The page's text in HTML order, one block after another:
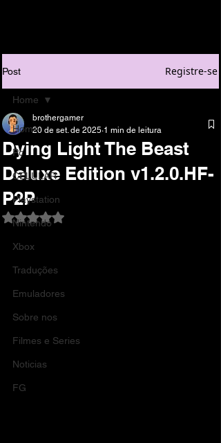
Post Registre-se
Home
Pc
CELULAR
Playstation
Nintendo
Xbox
Traduções
Emuladores
Sobre nos
Filmes e Series
Noticias
FG
Home
Dying Light The Beast
Deluxe Edition v1.2.0.HF-
P2P
brothergamer
20 de set. de 2025 1 min de leitura
Avaliado com NaN de 5 estrelas.